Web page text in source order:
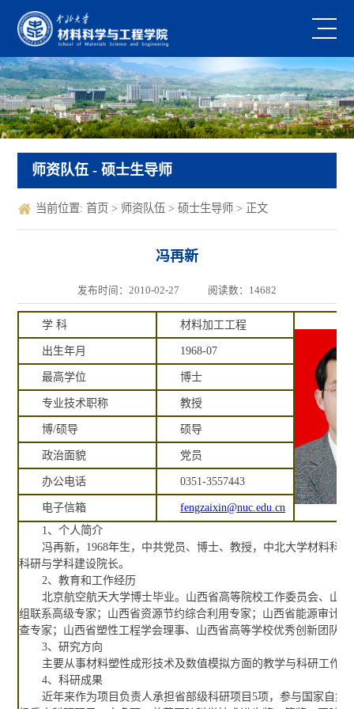
师资队伍 - 硕士生导师
当前位置: 首页 > 师资队伍 > 硕士生导师 > 正文
冯再新
发布时间：2010-02-27 阅读数： 14682
学 科 材料加工工程
出生年月 1968-07
最高学位 博士
专业技术职称 教授
博/硕导 硕导
政治面貌 党员
办公电话 0351-3557443
电子信箱 fengzaixin@nuc.edu.cn
1、个人简介
冯再新，1968年生，中共党员、博士、教授，中北大学材料科
科研与学科建设院长。
2、教育和工作经历
北京航空航天大学博士毕业。山西省高等院校工作委员会、山
组联系高级专家；山西省资源节约综合利用专家；山西省能源审计
查专家；山西省塑性工程学会理事、山西省高等学校优秀创新团队成
3、研究方向
主要从事材料塑性成形技术及数值模拟方面的教学与科研工作。
4、科研成果
近年来作为项目负责人承担省部级科研项目5项，参与国家自然